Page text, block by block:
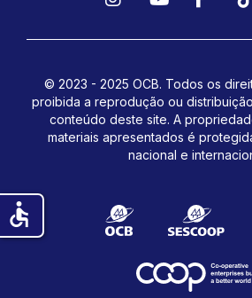
© 2023 - 2025 OCB. Todos os
proibida a reprodução ou
conteúdo deste site. A
materiais apresentados é
nacional e
accessible